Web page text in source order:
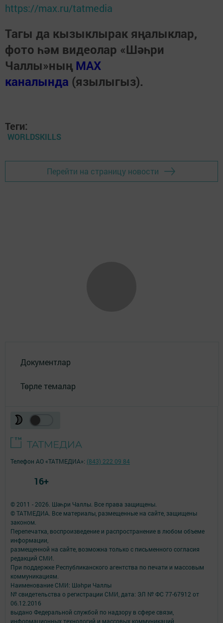
https://max.ru/tatmedia
Тагы да кызыклырак яңалыклар,
фото һәм видеолар «Шәһри
Чаллы»ның MAX
каналында (язылыгыз).
Теги:
WORLDSKILLS
Перейти на страницу новости
Документлар
Төрле темалар
© 2011 - 2026. Шәһри Чаллы. Все права защищены.
© ТАТМЕДИА. Все материалы, размещенные на сайте, защищены
законом.
Перепечатка, воспроизведение и распространение в любом объеме
информации,
размещенной на сайте, возможна только с письменного согласия
редакций СМИ.
При поддержке Республиканского агентства по печати и массовым
коммуникациям.
Наименование СМИ: Шəhри Чаллы
№ свидетельства о регистрации СМИ, дата: ЭЛ № ФС 77-67912 от
06.12.2016
выдано Федеральной службой по надзору в сфере связи,
информационных технологий и массовых коммуникаций
Телефон АО «ТАТМЕДИА»: (843) 222 09 84
16+